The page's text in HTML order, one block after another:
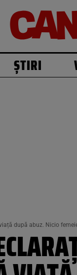
ȘTIRI
după abuz. Nicio